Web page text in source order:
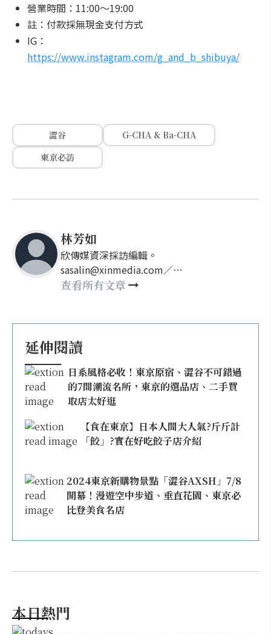
營業時間：11:00～19:00
註：付款採無現金支付方式
IG：
https://www.instagram.com/g_and_b_shibuya/
澀谷
G-CHA & Ba-CHA
東京必訪
林芳如
欣傳媒資深採訪編輯。
sasalin@xinmedia.com／
happy21917@gmail.com
查看所有文章
延伸閱讀
日系風格必收！東京原宿、澀谷不可錯過
的7間潮流名所，東京的選品店、二手買
取店太好逛
【食在東京】日本人間大人氣?斤斤計
「餃」?實在好吃餃子店介紹
2024東京新購物景點「澀谷AXSH」7/8
開幕！漫遊空中步道、垂直花園、東京必
比登美食名店
本日熱門